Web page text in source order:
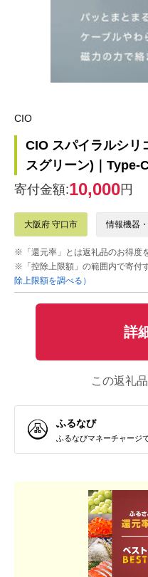
CIO
CIO スパイラルシリ
スグリーン)｜Type-
寄付金額:10,000円
大阪府 守口市 情報機器
※「還元率」とは返礼品のお得度
※「控除上限額」の範囲内で寄付
除上限額を調べる）
詳
この返礼
ふるなび
ふるなびマネーチャージ